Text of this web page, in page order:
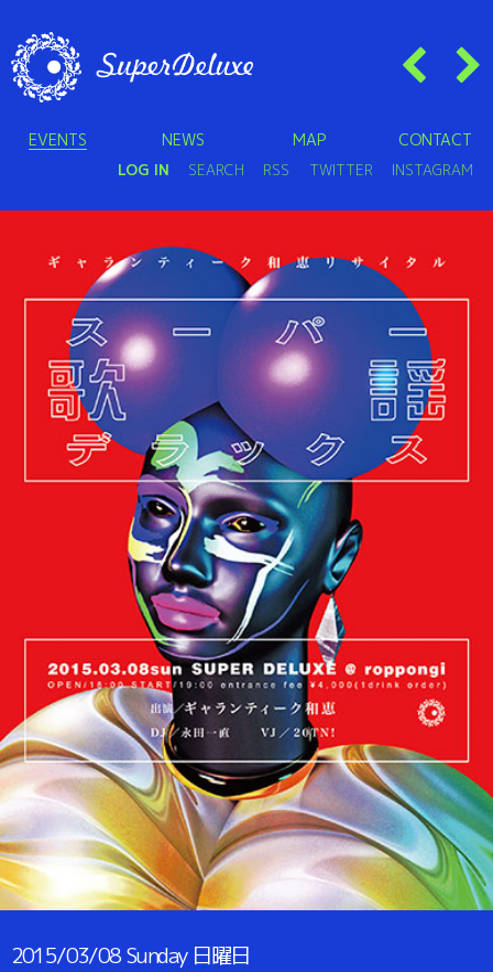
EVENTS NEWS MAP CONTACT
LOG IN SEARCH RSS TWITTER INSTAGRAM
2015/03/08Sunday 日曜日